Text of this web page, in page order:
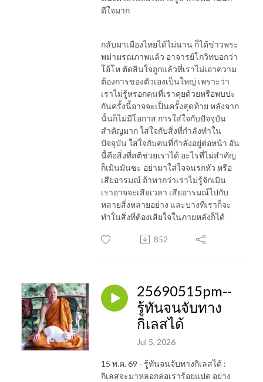
ดีใจมาก
กลับมาเมืองไทยได้ไม่นาน ก็ได้ข่าวพระ
พม่ามรณภาพแล้ว อาจารย์โกวิทบอกว่า
โอ้โห ตัดสินใจถูกแล้วที่เราไม่เอาความ
ต้องการของตัวเองเป็นใหญ่ เพราะว่า
เราไม่รู้หรอกคนที่เราคุยด้วยหรือพบปะ
กันครั้งนี้อาจจะเป็นครั้งสุดท้าย หลังจาก
นั้นก็ไม่มีโอกาส การใส่ใจกับปัจจุบัน
สำคัญมาก ใส่ใจกับสิ่งที่กำลังทำใน
ปัจจุบัน ใส่ใจกับคนที่กำลังอยู่ต่อหน้า อัน
นี้คือสิ่งที่สติช่วยเราได้ อะไรที่ไม่สำคัญ
ก็เมินมันซะ อย่ามาใส่ใจจนรกหัว หรือ
เสียอารมณ์ ถ้าหากว่าเราไม่รู้จักเมิน
เราอาจจะเสียเวลา เสียอารมณ์ไปกับ
หลายสิ่งหลายอย่าง และบางทีเราก็จะ
ทำในสิ่งที่ต้องเสียใจในภายหลังก็ได้
852
25690515pm--
รู้ทันจนจับทาง
กิเลสได้
Jul 5, 2026
15 พ.ค. 69 - รู้ทันจนจับทางกิเลสได้ :
กิเลสจะมาหลอกล่อเราร้อยแปด อย่าง